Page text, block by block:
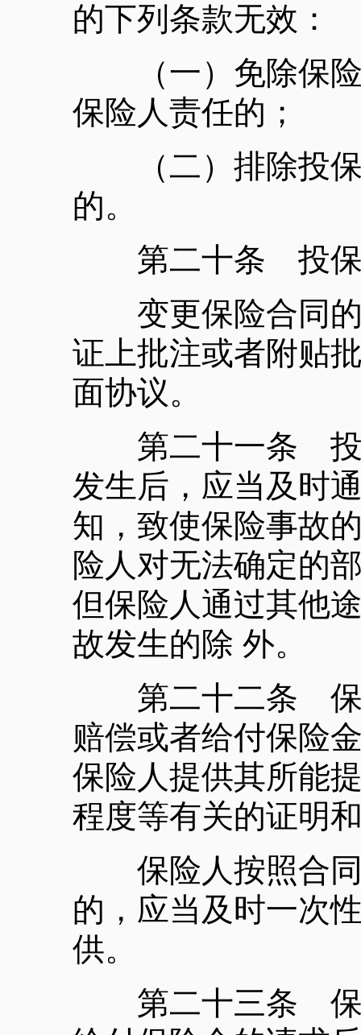
的下列条款无效：
（一）免除保险
保险人责任的；
（二）排除投保
的。
第二十条 投保
变更保险合同的
证上批注或者附贴
面协议。
第二十一条 投保
发生后，应当及时
知，致使保险事故
险人对无法确定的
但保险人通过其他
故发生的除 外。
第二十二条 保险
赔偿或者给付保险
保险人提供其所能
程度等有关的证明
保险人按照合同
的，应当及时一次
供。
第二十三条 保险